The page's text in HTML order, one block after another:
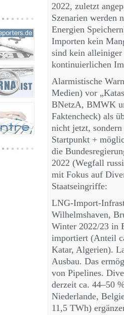
2022, zuletzt
Szenarien werden
Energien
Importen kein
sind kein
kontinuierlichen
Alarmistische
Medien) vor
BNetzA, BMWK
Faktencheck) als
nicht jetzt,
Startpunkt +
die
2022 (Wegfall
mit Fokus auf
Staatseingriffe:
LNG-Import-
Wilhelmshaven,
Winter 2022/23 in
importiert (Anteil
Katar, Algerien).
Ausbau. Das
von Pipelines.
derzeit ca. 44–50
Niederlande,
11,5 TWh)